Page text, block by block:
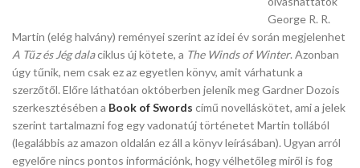
George R. R.
Martin (elég halvány) reményei szerint az idei év során megjelenhet
A Tűz és Jég dalaciklus új kötete, a The Winds of Winter. Azonban
úgy tűnik, nem csak ez az egyetlen könyv, amit várhatunk a
szerzőtől. Előre láthatóan októberben jelenik meg Gardner Dozois
szerkesztésében a Book of Swords című novelláskötet, ami a jelek
szerint tartalmazni fog egy vadonatúj történetet Martin tollából
(legalábbis az amazon oldalán ez áll a könyv leírásában). Ugyan arról
egyelőre nincs pontos információnk, hogy vélhetőleg miről is fog